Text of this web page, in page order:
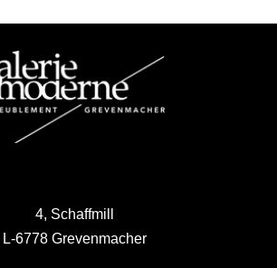
4, Schaffmill
L-6778 Grevenmacher